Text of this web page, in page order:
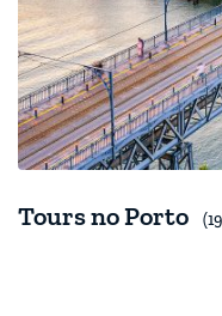
Tours no Porto